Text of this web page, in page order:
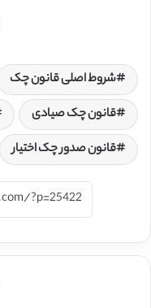
شروط اصلی قانون چک
قانون چک صیادی
قانون صدور چک اختیار